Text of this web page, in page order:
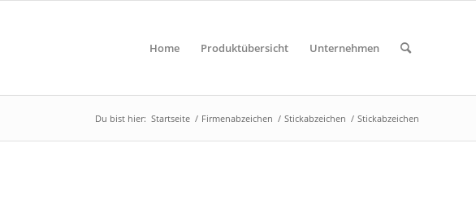
Home Produktübersicht Unternehmen
Du bist hier: Startseite / Firmenabzeichen / Stickabzeichen / Stickabzeichen